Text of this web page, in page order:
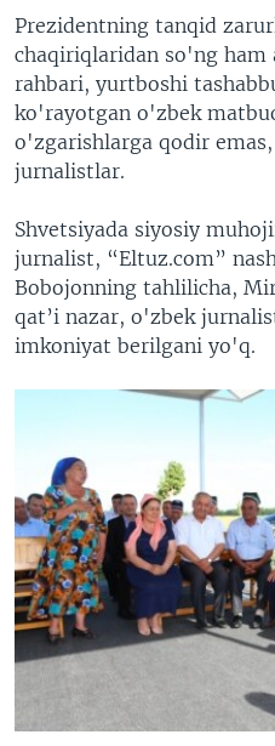
Prezidentning tanqid
chaqiriqlaridan so'ng ham
rahbari, yurtboshi
ko'rayotgan o'zbek
o'zgarishlarga qodir
jurnalistlar.
Shvetsiyada siyosiy
jurnalist, “Eltuz.com”
Bobojonning tahlilicha,
qat’i nazar, o'zbek
imkoniyat berilgani yo'q.